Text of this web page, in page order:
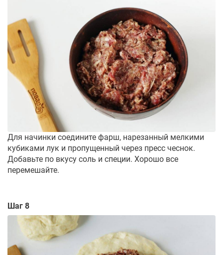
Для начинки соедините фарш, нарезанный мелкими
кубиками лук и пропущенный через пресс чеснок.
Добавьте по вкусу соль и специи. Хорошо все
перемешайте.
Шаг 8